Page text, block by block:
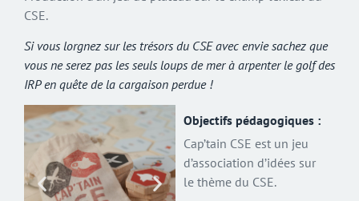
CSE.
Si vous lorgnez sur les trésors du CSE avec envie sachez que
vous ne serez pas les seuls loups de mer à arpenter le golf des
IRP en quête de la cargaison perdue !
Objectifs pédagogiques :
Cap’tain CSE est un jeu
d’association d’idées sur
le thème du CSE.